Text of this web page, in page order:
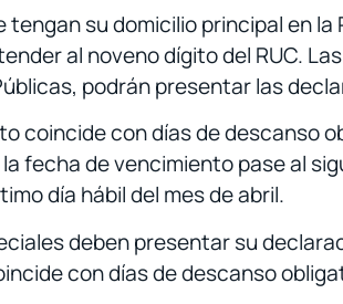
tengan su domicilio principal en
al noveno dígito del RUC.
podrán presentar las
coincide con días de descanso
fecha de vencimiento pase al
día hábil del mes de abril.
deben presentar su
con días de descanso